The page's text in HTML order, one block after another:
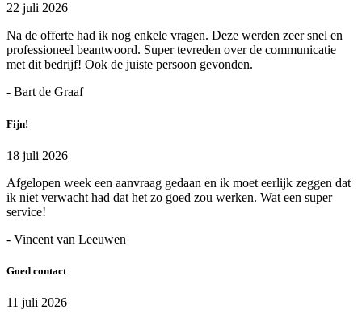
22 juli 2026
Na de offerte had ik nog enkele vragen. Deze werden zeer snel en
professioneel beantwoord. Super tevreden over de communicatie
met dit bedrijf! Ook de juiste persoon gevonden.
- Bart de Graaf
Fijn!
18 juli 2026
Afgelopen week een aanvraag gedaan en ik moet eerlijk zeggen dat
ik niet verwacht had dat het zo goed zou werken. Wat een super
service!
- Vincent van Leeuwen
Goed contact
11 juli 2026